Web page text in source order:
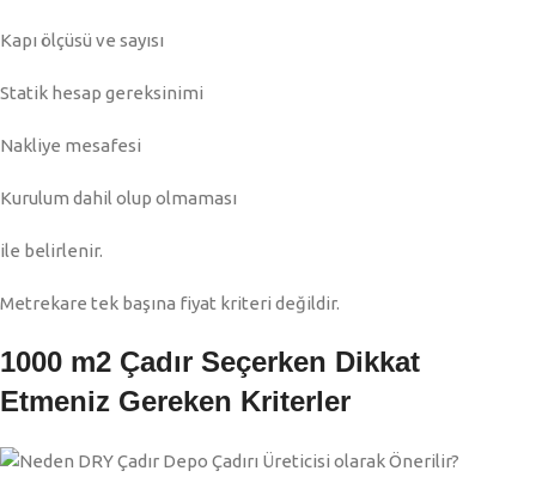
Kapı ölçüsü ve sayısı
Statik hesap gereksinimi
Nakliye mesafesi
Kurulum dahil olup olmaması
ile belirlenir.
Metrekare tek başına fiyat kriteri değildir.
1000 m2 Çadır Seçerken Dikkat
Etmeniz Gereken Kriterler